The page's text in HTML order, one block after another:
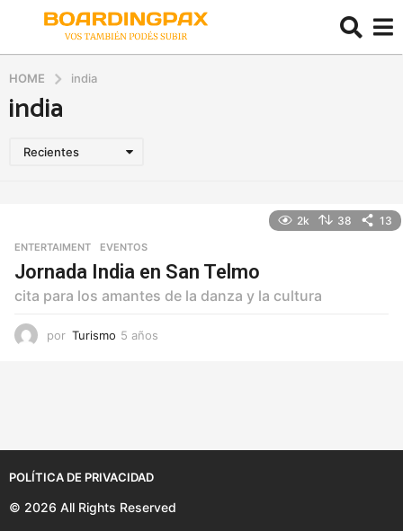
HOME india
india
Recientes
2k 38 13
ENTERTAIMENT ,EVENTOS
Jornada India en San Telmo
cita para los amantes de la danza y la cultura
por Turismo 5 años
POLÍTICA DE PRIVACIDAD
© 2026 All Rights Reserved